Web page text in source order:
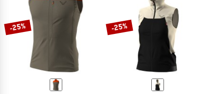
-25% -25%